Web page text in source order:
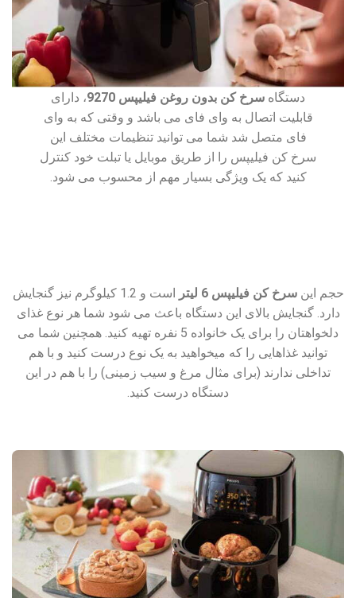
دستگاه سرخ کن بدون روغن فیلیپس 9270
، دارای
قابلیت اتصال به وای فای می باشد و وقتی که به وای
فای متصل شد شما می توانید تنظیمات مختلف این
سرخ کن فیلیپس را از طریق موبایل یا تبلت خود کنترل
کنید که یک ویژگی بسیار مهم از محسوب می‌ شود.
حجم اینسرخ کن فیلیپس 6 لیتر
است و 1.2 کیلوگرم نیز گنجایش
دارد. گنجایش بالای این دستگاه باعث می شود شما هر نوع غذای
دلخواهتان را برای یک خانواده 5 نفره تهیه کنید. همچنین شما می
توانید غذاهایی را که میخواهید به یک نوع درست کنید و با هم
تداخلی ندارند (برای مثال مرغ و سیب زمینی) را با هم در این
دستگاه درست کنید.